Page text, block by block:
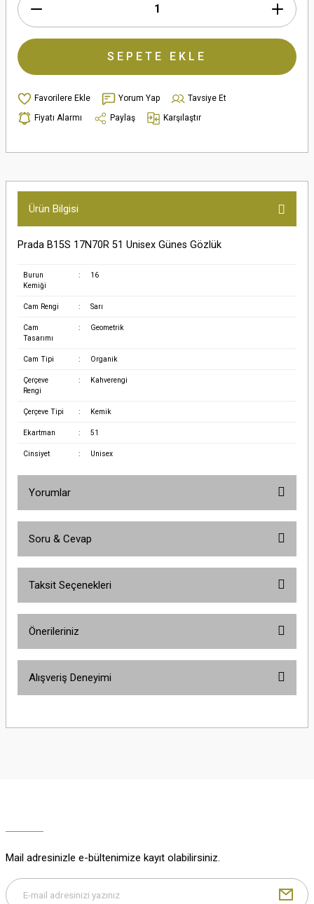
SEPETE EKLE
Yorum Yap
Tavsiye Et
Fiyatı Alarmı
Paylaş Karşılaştır
Ürün Bilgisi
Prada B15S 17N70R 51 Unisex Günes Gözlük
Burun
Kemiği
: 16
Cam Rengi : Sarı
Cam
Tasarımı
: Geometrik
Cam Tipi : Organik
Çerçeve
Rengi
: Kahverengi
Çerçeve Tipi : Kemik
Ekartman : 51
Cinsiyet : Unisex
Yorumlar
Soru & Cevap
Taksit Seçenekleri
Önerileriniz
yetersiz gördüğünüz noktaları öneri formunu kullanarak tarafımıza
Alışveriş Deneyimi
M... K... | 29/12/2025
Mail adresinizle e-bültenimize kayıt olabilirsiniz.